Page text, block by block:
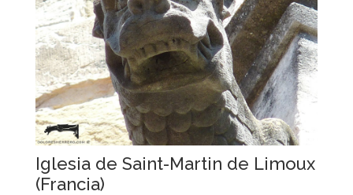
Iglesia de Saint-Martin de Limoux
(Francia)